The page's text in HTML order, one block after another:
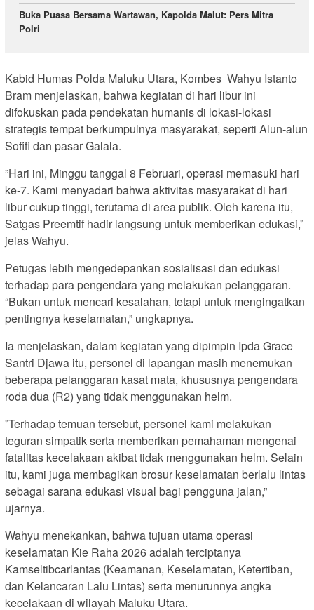
Buka Puasa Bersama Wartawan, Kapolda Malut: Pers Mitra
Polri
​Kabid Humas Polda Maluku Utara, Kombes Wahyu Istanto
Bram menjelaskan, bahwa kegiatan di hari libur ini
difokuskan pada pendekatan humanis di lokasi-lokasi
strategis tempat berkumpulnya masyarakat, seperti Alun-alun
Sofifi dan pasar Galala.
​”Hari ini, Minggu tanggal 8 Februari, operasi memasuki hari
ke-7. Kami menyadari bahwa aktivitas masyarakat di hari
libur cukup tinggi, terutama di area publik. Oleh karena itu,
Satgas Preemtif hadir langsung untuk memberikan edukasi,”
jelas Wahyu.
Petugas lebih mengedepankan sosialisasi dan edukasi
terhadap para pengendara yang melakukan pelanggaran.
“Bukan untuk mencari kesalahan, tetapi untuk mengingatkan
pentingnya keselamatan,” ungkapnya.​
Ia menjelaskan, dalam kegiatan yang dipimpin Ipda Grace
Santri Djawa itu, personel di lapangan masih menemukan
beberapa pelanggaran kasat mata, khususnya pengendara
roda dua (R2) yang tidak menggunakan helm.
​”Terhadap temuan tersebut, personel kami melakukan
teguran simpatik serta memberikan pemahaman mengenai
fatalitas kecelakaan akibat tidak menggunakan helm. Selain
itu, kami juga membagikan brosur keselamatan berlalu lintas
sebagai sarana edukasi visual bagi pengguna jalan,”
ujarnya.
​Wahyu menekankan, bahwa tujuan utama operasi
keselamatan Kie Raha 2026 adalah terciptanya
Kamseltibcarlantas (Keamanan, Keselamatan, Ketertiban,
dan Kelancaran Lalu Lintas) serta menurunnya angka
kecelakaan di wilayah Maluku Utara.